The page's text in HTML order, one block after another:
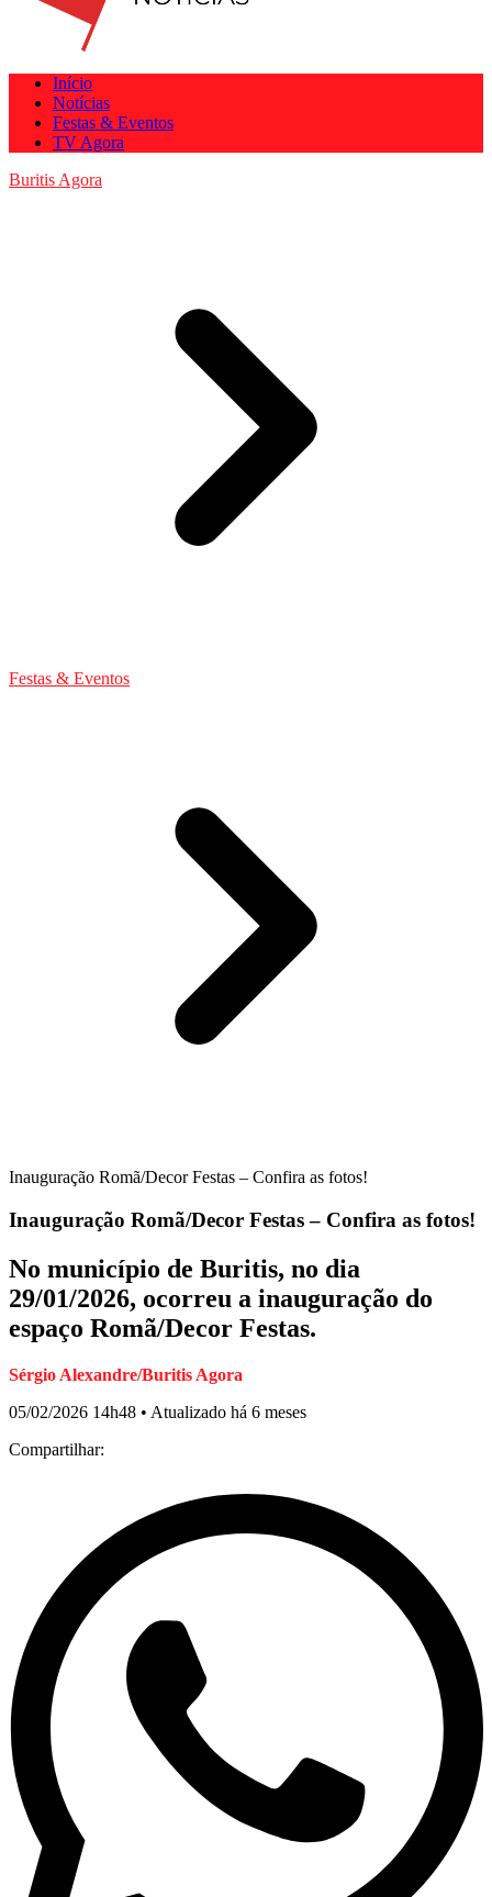
Início
Notícias
Festas & Eventos
TV Agora
Buritis Agora
Festas & Eventos
Inauguração Romã/Decor Festas – Confira as fotos!
Inauguração Romã/Decor Festas – Confira as fotos!
No município de Buritis, no dia
29/01/2026, ocorreu a inauguração do
espaço Romã/Decor Festas.
Sérgio Alexandre/Buritis Agora
05/02/2026 14h48 • Atualizado há 6 meses
Compartilhar: